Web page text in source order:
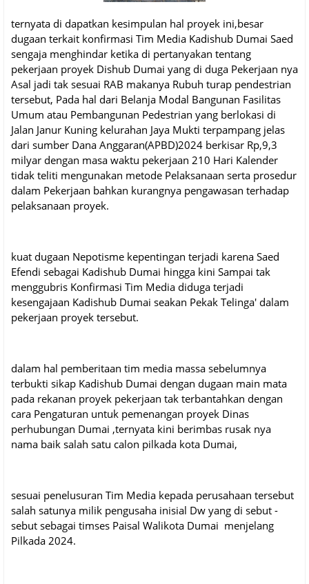
ternyata di dapatkan kesimpulan hal proyek ini,besar
dugaan terkait konfirmasi Tim Media Kadishub Dumai Saed
sengaja menghindar ketika di pertanyakan tentang
pekerjaan proyek Dishub Dumai yang di duga Pekerjaan nya
Asal jadi tak sesuai RAB makanya Rubuh turap pendestrian
tersebut, Pada hal dari Belanja Modal Bangunan Fasilitas
Umum atau Pembangunan Pedestrian yang berlokasi di
Jalan Janur Kuning kelurahan Jaya Mukti terpampang jelas
dari sumber Dana Anggaran(APBD)2024 berkisar Rp,9,3
milyar dengan masa waktu pekerjaan 210 Hari Kalender
tidak teliti mengunakan metode Pelaksanaan serta prosedur
dalam Pekerjaan bahkan kurangnya pengawasan terhadap
pelaksanaan proyek.
kuat dugaan Nepotisme kepentingan terjadi karena Saed
Efendi sebagai Kadishub Dumai hingga kini Sampai tak
menggubris Konfirmasi Tim Media diduga terjadi
kesengajaan Kadishub Dumai seakan Pekak Telinga' dalam
pekerjaan proyek tersebut.
dalam hal pemberitaan tim media massa sebelumnya
terbukti sikap Kadishub Dumai dengan dugaan main mata
pada rekanan proyek pekerjaan tak terbantahkan dengan
cara Pengaturan untuk pemenangan proyek Dinas
perhubungan Dumai ,ternyata kini berimbas rusak nya
nama baik salah satu calon pilkada kota Dumai,
sesuai penelusuran Tim Media kepada perusahaan tersebut
salah satunya milik pengusaha inisial Dw yang di sebut -
sebut sebagai timses Paisal Walikota Dumai menjelang
Pilkada 2024.